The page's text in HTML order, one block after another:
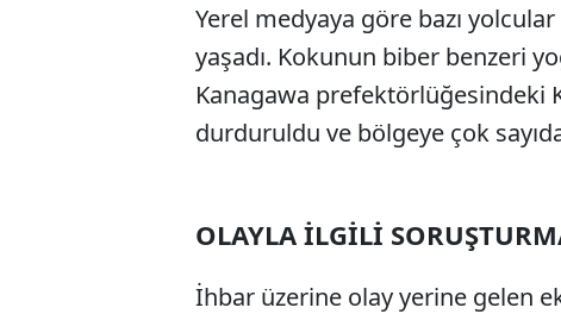
Yerel medyaya göre bazı
yaşadı. Kokunun biber benzeri
Kanagawa prefektörlüğesindeki
durduruldu ve bölgeye çok
OLAYLA İLGİLİ
İhbar üzerine olay yerine gelen